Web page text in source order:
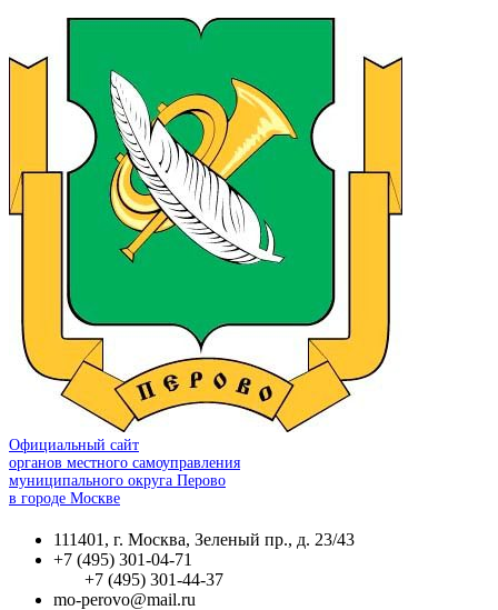
Официальный сайт
органов местного самоуправления
муниципального округа Перово
в городе Москве
111401, г. Москва, Зеленый пр., д. 23/43
+7 (495) 301-04-71
+7 (495) 301-44-37
mo-perovo@mail.ru